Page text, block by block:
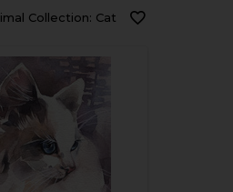
Collection: Cat